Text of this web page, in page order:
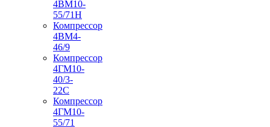
4ВМ10-
55/71Н
Компрессор
4ВМ4-
46/9
Компрессор
4ГМ10-
40/3-
22С
Компрессор
4ГМ10-
55/71